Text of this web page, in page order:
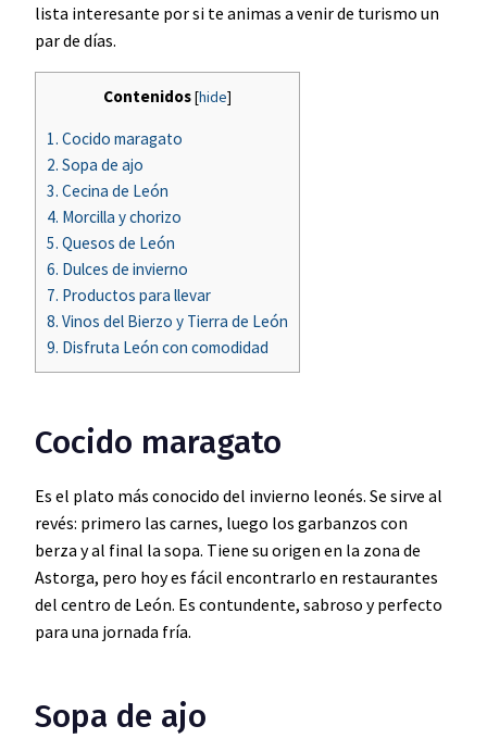
lista interesante por si te animas a venir de turismo un
par de días.
Contenidos[hide]
1. Cocido maragato
2. Sopa de ajo
3. Cecina de León
4. Morcilla y chorizo
5. Quesos de León
6. Dulces de invierno
7. Productos para llevar
8. Vinos del Bierzo y Tierra de León
9. Disfruta León con comodidad
Cocido maragato
Es el plato más conocido del invierno leonés. Se sirve al
revés: primero las carnes, luego los garbanzos con
berza y al final la sopa. Tiene su origen en la zona de
Astorga, pero hoy es fácil encontrarlo en restaurantes
del centro de León. Es contundente, sabroso y perfecto
para una jornada fría.
Sopa de ajo